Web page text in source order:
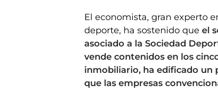
El economista, gran experto
deporte, ha sostenido que el
asociado a la Sociedad
vende contenidos en los
inmobiliario, ha edificado un
que las empresas